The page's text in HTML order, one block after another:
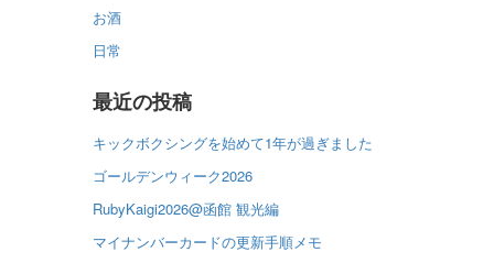
お酒
日常
最近の投稿
キックボクシングを始めて1年が過ぎました
ゴールデンウィーク2026
RubyKaigi2026@函館 観光編
マイナンバーカードの更新手順メモ